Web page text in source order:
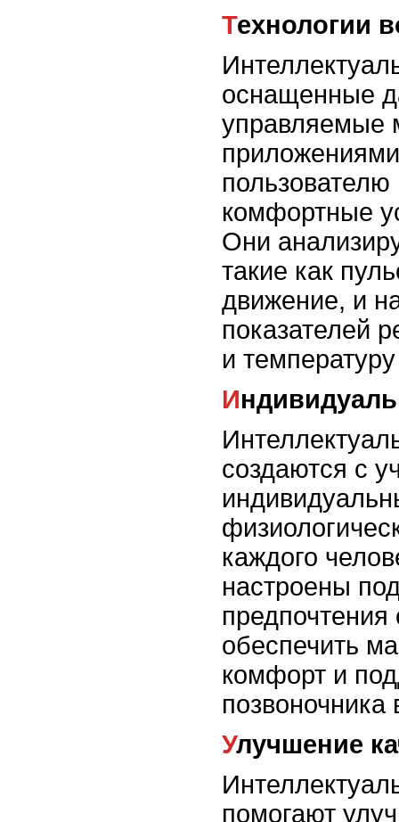
Технологии
оснащенные
управляемые
комфортные
Они
такие как
движение, и
показателей
и
создаются с
каждого
настроены
обеспечить
комфорт и
Улучшение
помогают